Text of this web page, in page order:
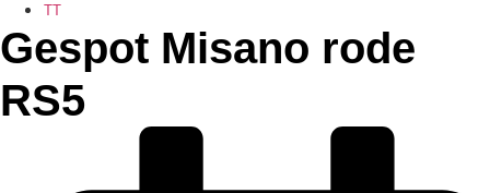
TT
Gespot Misano rode
RS5